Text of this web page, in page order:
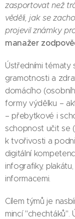
zasportovat než
věděli, jak se
projevil známky
manažer
Ústředními tématy
gramotnosti a
domácího
formy výdělku –
– přebytkové i
schopnost učit se
k tvořivosti a
digitální
infografiky,
informacemi.
Cílem týmů je
mincí "chechtáků".